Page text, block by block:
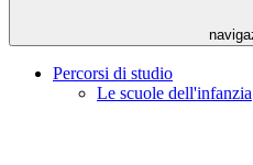
Percorsi di studio
Le scuole dell'infanzia